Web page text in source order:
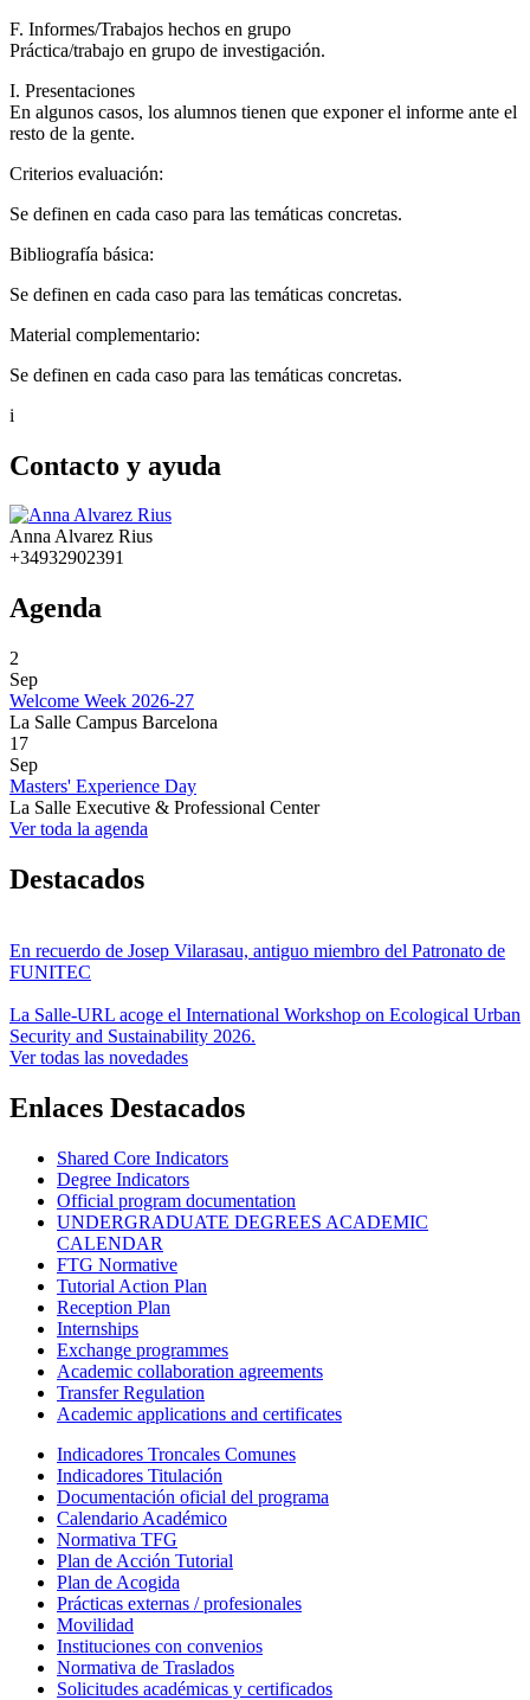
F. Informes/Trabajos hechos en grupo
Práctica/trabajo en grupo de investigación.
I. Presentaciones
En algunos casos, los alumnos tienen que exponer el informe ante el
resto de la gente.
Criterios evaluación:
Se definen en cada caso para las temáticas concretas.
Bibliografía básica:
Se definen en cada caso para las temáticas concretas.
Material complementario:
Se definen en cada caso para las temáticas concretas.
i
Contacto y ayuda
Anna Alvarez Rius
+34932902391
Agenda
2
Sep
Welcome Week 2026-27
La Salle Campus Barcelona
17
Sep
Masters' Experience Day
La Salle Executive & Professional Center
Ver toda la agenda
Destacados
En recuerdo de Josep Vilarasau, antiguo miembro del Patronato de
FUNITEC
La Salle-URL acoge el International Workshop on Ecological Urban
Security and Sustainability 2026.
Ver todas las novedades
Enlaces Destacados
Shared Core Indicators
Degree Indicators
Official program documentation
UNDERGRADUATE DEGREES ACADEMIC
CALENDAR
FTG Normative
Tutorial Action Plan
Reception Plan
Internships
Exchange programmes
Academic collaboration agreements
Transfer Regulation
Academic applications and certificates
Indicadores Troncales Comunes
Indicadores Titulación
Documentación oficial del programa
Calendario Académico
Normativa TFG
Plan de Acción Tutorial
Plan de Acogida
Prácticas externas / profesionales
Movilidad
Instituciones con convenios
Normativa de Traslados
Solicitudes académicas y certificados